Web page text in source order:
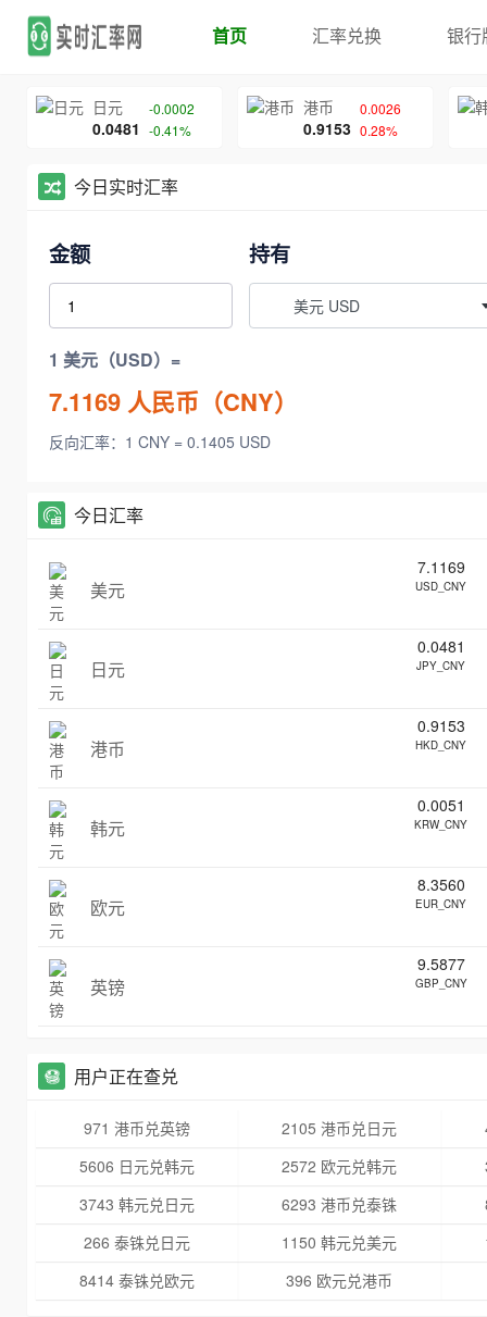
首页 汇率兑换 银行
日元
0.0481
-0.0002
-0.41%
港币
0.9153
0.0026
0.28%
今日实时汇率
金额 持有
美元 USD
1 美元（USD）=
7.1169 人民币（CNY）
反向汇率：1 CNY = 0.1405 USD
今日汇率
美元
7.1169
USD_CNY
日元
0.0481
JPY_CNY
港币
0.9153
HKD_CNY
韩元
0.0051
KRW_CNY
欧元
8.3560
EUR_CNY
英镑
9.5877
GBP_CNY
用户正在查兑
971 港币兑英镑 2105 港币兑日元
5606 日元兑韩元
2572 欧元兑韩元
3743 韩元兑日元
6293 港币兑泰铢
266 泰铢兑日元
1150 韩元兑美元
8414 泰铢兑欧元
396 欧元兑港币